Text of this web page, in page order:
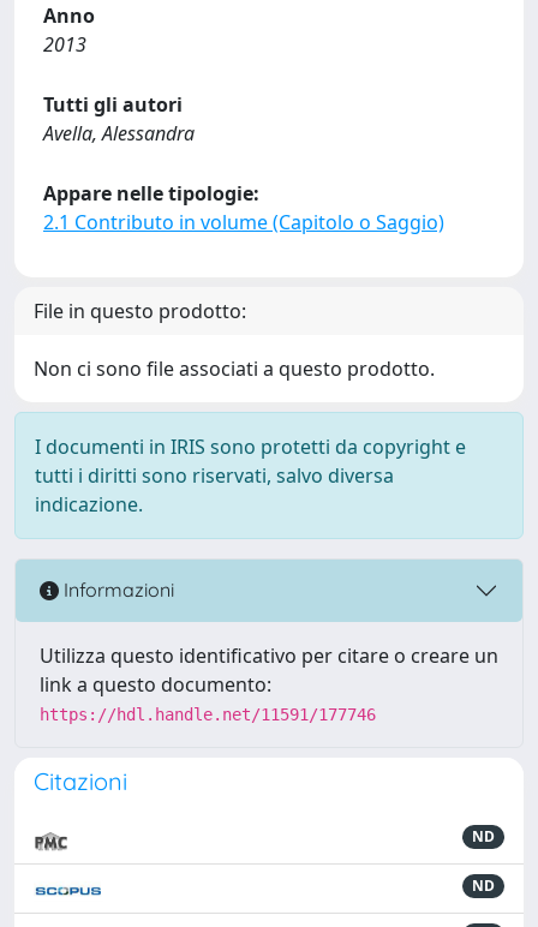
Anno
2013
Tutti gli autori
Avella, Alessandra
Appare nelle tipologie:
2.1 Contributo in volume (Capitolo o Saggio)
File in questo prodotto:
Non ci sono file associati a questo prodotto.
I documenti in IRIS sono protetti da copyright e
tutti i diritti sono riservati, salvo diversa
indicazione.
Informazioni
Utilizza questo identificativo per citare o creare un
link a questo documento:
https://hdl.handle.net/11591/177746
Citazioni
ND
ND